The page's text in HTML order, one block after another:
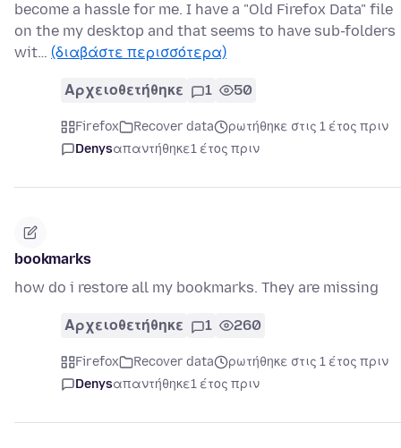
become a hassle for me. I have a "Old Firefox Data" file
on the my desktop and that seems to have sub-folders
wit… (διαβάστε περισσότερα)
Αρχειοθετήθηκε 1 50
Firefox Recover data
ρωτήθηκε στις 1 έτος πριν
Denysαπαντήθηκε1 έτος πριν
bookmarks
how do i restore all my bookmarks. They are missing
Αρχειοθετήθηκε 1 260
Firefox Recover data
ρωτήθηκε στις 1 έτος πριν
Denysαπαντήθηκε1 έτος πριν